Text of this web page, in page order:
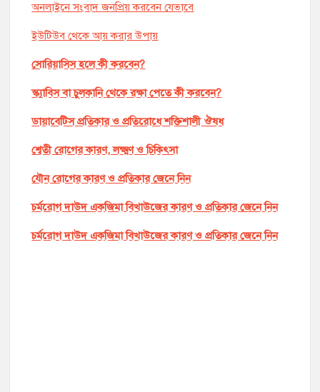
অনলাইনে সংবাদ জনপ্রিয় করবেন যেভাবে
ইউটিউব থেকে আয় করার উপায়
সোরিয়াসিস হলে কী করবেন?
স্ক্যাবিস বা চুলকানি থেকে রক্ষা পেতে কী করবেন?
ডায়াবেটিস প্রতিকার ও প্রতিরোধে শক্তিশালী ঔষধ
শ্বেতী রোগের কারণ, লক্ষ্মণ ও চিকিৎসা
যৌন রোগের কারণ ও প্রতিকার জেনে নিন
চর্মরোগ দাউদ একজিমা বিখাউজের কারণ ও প্রতিকার জেনে নিন
চর্মরোগ দাউদ একজিমা বিখাউজের কারণ ও প্রতিকার জেনে নিন